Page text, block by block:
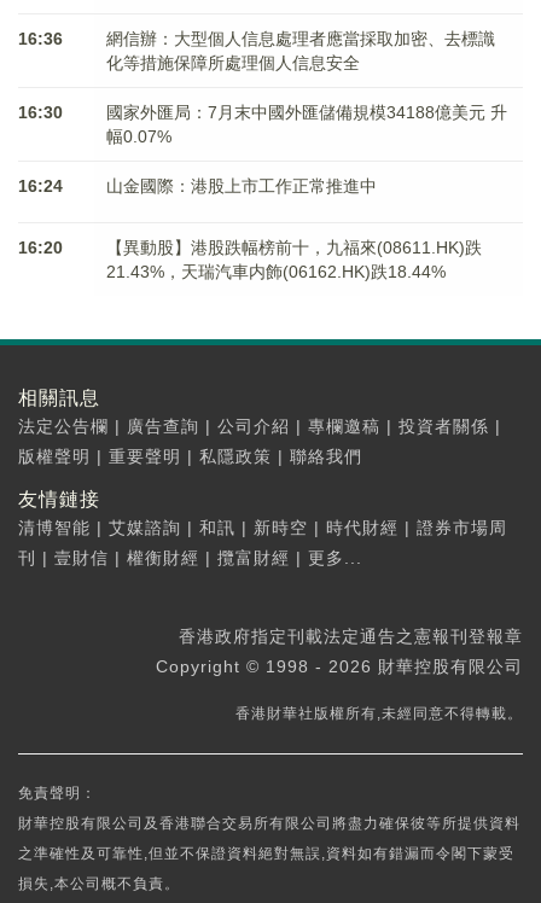
16:36
網信辦：大型個人信息處理者應當採取加密、去標識
化等措施保障所處理個人信息安全
16:30
國家外匯局：7月末中國外匯儲備規模34188億美元 升
幅0.07%
16:24 山金國際：港股上市工作正常推進中
16:20
【異動股】港股跌幅榜前十，九福來(08611.HK)跌
21.43%，天瑞汽車内飾(06162.HK)跌18.44%
相關訊息
法定公告欄 | 廣告查詢 | 公司介紹 | 專欄邀稿 | 投資者關係 |
版權聲明 | 重要聲明 | 私隱政策 | 聯絡我們
友情鏈接
清博智能 | 艾媒諮詢 | 和訊 | 新時空 | 時代財經 | 證券市場周
刊
| 壹財信 | 權衡財經 | 攬富財經 | 更多...
香港政府指定刊載法定通告之憲報刊登報章
Copyright © 1998 - 2026 財華控股有限公司
香港財華社版權所有,未經同意不得轉載。
免責聲明：
財華控股有限公司及香港聯合交易所有限公司將盡力確保彼等所提供資料
之準確性及可靠性,但並不保證資料絕對無誤,資料如有錯漏而令閣下蒙受
損失,本公司概不負責。